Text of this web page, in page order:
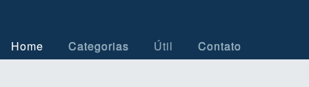
Home Categorias Útil Contato